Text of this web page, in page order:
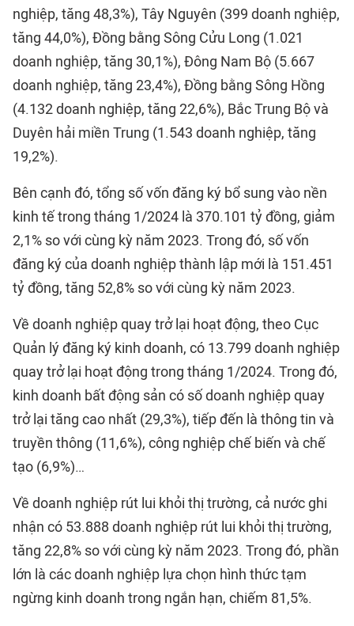
nghiệp, tăng 48,3%), Tây Nguyên (399 doanh nghiệp,
tăng 44,0%), Đồng bằng Sông Cửu Long (1.021
doanh nghiệp, tăng 30,1%), Đông Nam Bộ (5.667
doanh nghiệp, tăng 23,4%), Đồng bằng Sông Hồng
(4.132 doanh nghiệp, tăng 22,6%), Bắc Trung Bộ và
Duyên hải miền Trung (1.543 doanh nghiệp, tăng
19,2%).
Bên cạnh đó, tổng số vốn đăng ký bổ sung vào nền
kinh tế trong tháng 1/2024 là 370.101 tỷ đồng, giảm
2,1% so với cùng kỳ năm 2023. Trong đó, số vốn
đăng ký của doanh nghiệp thành lập mới là 151.451
tỷ đồng, tăng 52,8% so với cùng kỳ năm 2023.
Về doanh nghiệp quay trở lại hoạt động, theo Cục
Quản lý đăng ký kinh doanh, có 13.799 doanh nghiệp
quay trở lại hoạt động trong tháng 1/2024. Trong đó,
kinh doanh bất động sản có số doanh nghiệp quay
trở lại tăng cao nhất (29,3%), tiếp đến là thông tin và
truyền thông (11,6%), công nghiệp chế biến và chế
tạo (6,9%)…
Về doanh nghiệp rút lui khỏi thị trường, cả nước ghi
nhận có 53.888 doanh nghiệp rút lui khỏi thị trường,
tăng 22,8% so với cùng kỳ năm 2023. Trong đó, phần
lớn là các doanh nghiệp lựa chọn hình thức tạm
ngừng kinh doanh trong ngắn hạn, chiếm 81,5%.